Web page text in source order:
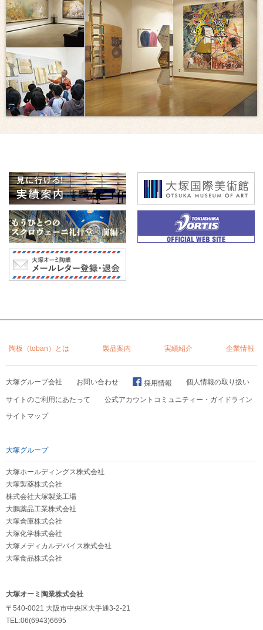
陶板（toban）とは 製品案内 実績紹介 企業情報
大塚グループ会社 お問い合わせ 採用情報 個人情報の取り扱い
サイトのご利用にあたって
公式アカウントコミュニティー・ガイドライン
サイトマップ
大塚グループ
大塚ホールディングス株式会社
大塚製薬株式会社
株式会社大塚製薬工場
大鵬薬品工業株式会社
大塚倉庫株式会社
大塚化学株式会社
大塚メディカルデバイス株式会社
大塚食品株式会社
大塚オーミ陶業株式会社
〒540-0021 大阪市中央区大手通3-2-21
TEL:06(6943)6695